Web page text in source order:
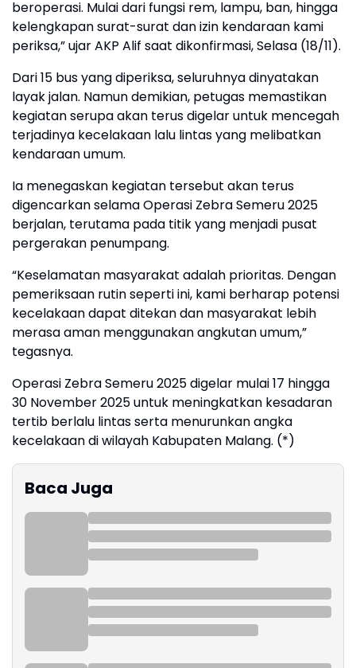
beroperasi. Mulai dari fungsi rem, lampu, ban, hingga
kelengkapan surat-surat dan izin kendaraan kami
periksa,” ujar AKP Alif saat dikonfirmasi, Selasa (18/11).
Dari 15 bus yang diperiksa, seluruhnya dinyatakan
layak jalan. Namun demikian, petugas memastikan
kegiatan serupa akan terus digelar untuk mencegah
terjadinya kecelakaan lalu lintas yang melibatkan
kendaraan umum.
Ia menegaskan kegiatan tersebut akan terus
digencarkan selama Operasi Zebra Semeru 2025
berjalan, terutama pada titik yang menjadi pusat
pergerakan penumpang.
“Keselamatan masyarakat adalah prioritas. Dengan
pemeriksaan rutin seperti ini, kami berharap potensi
kecelakaan dapat ditekan dan masyarakat lebih
merasa aman menggunakan angkutan umum,”
tegasnya.
Operasi Zebra Semeru 2025 digelar mulai 17 hingga
30 November 2025 untuk meningkatkan kesadaran
tertib berlalu lintas serta menurunkan angka
kecelakaan di wilayah Kabupaten Malang. (*)
Baca Juga